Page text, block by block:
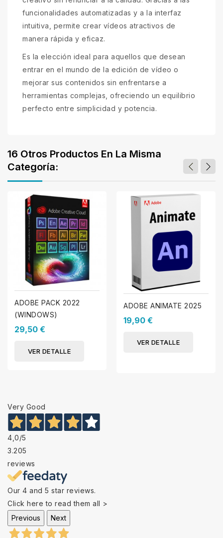
funcionalidades automatizadas y a la interfaz
intuitiva, permite crear vídeos atractivos de
manera rápida y eficaz.
Es la elección ideal para aquellos que desean
entrar en el mundo de la edición de vídeo o
mejorar sus contenidos sin enfrentarse a
herramientas complejas, ofreciendo un equilibrio
perfecto entre simplicidad y potencia.
16 Otros Productos En La Misma
Categoría:
ADOBE PACK 2022
(WINDOWS)
29,50 €
VER DETALLE
ADOBE ANIMATE 2025
19,90 €
VER DETALLE
Very Good
4,0/5
3.205
reviews
Our 4 and 5 star reviews.
Click here to read them all >
Previous
Next